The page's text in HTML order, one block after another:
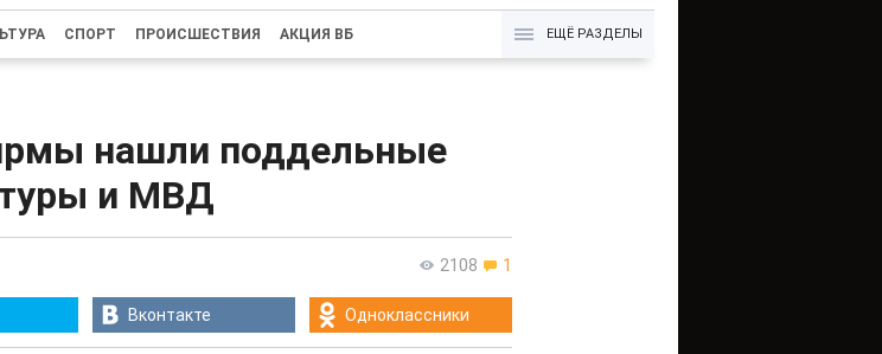
СПОРТ ПРОИСШЕСТВИЯ АКЦИЯ ВБ ЕЩЁ РАЗДЕЛЫ
нашли поддельные
и МВД
2108 1
Вконтакте Одноклассники